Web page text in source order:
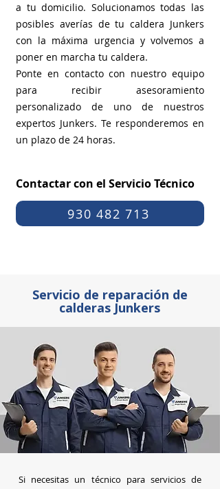
a tu domicilio. Solucionamos todas las
posibles averías de tu caldera Junkers
con la máxima urgencia y volvemos a
poner en marcha tu caldera.
Ponte en contacto con nuestro equipo
para recibir asesoramiento
personalizado de uno de nuestros
expertos Junkers. Te responderemos en
un plazo de 24 horas.
Contactar con el Servicio Técnico
930 482 713
Servicio de reparación de
calderas Junkers
Si necesitas un técnico para servicios de